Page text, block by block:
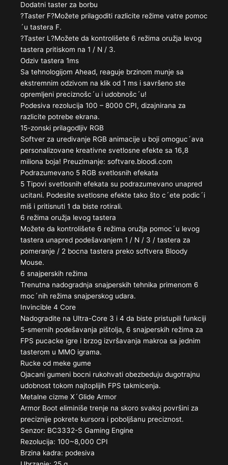
Dodatni taster za borbu
?Taster F?Možete prilagoditi razlicite režime vatre pomoc
´u tastera F.
?Taster L?Možete da kontrolišete 6 režima oružja levog
tastera pritiskom na 1 / N / 3.
Odziv tastera 1ms
Sa tehnologijom Ahead, reaguje brzinom munje sa
ekstremnim odzivom na klik od 1 ms i savršeno ste
opremljeni preciznošc´u i udobnošc´u!
Podesiva rezolucija 100 – 8000 CPI, dizajnirana za
razlicite potrebe ekrana.
15-zonski prilagodljiv RGB
Softver za uredivanje RGB animacije u boji omoguc´ava
personalizovane kreativne svetlosne efekte sa 16,8
miliona boja! Preuzimanje: softvare.bloodi.com
Podrazumevano 5 RGB svetlosnih efekata
5 Tipovi svetlosnih efekata su podrazumevano unapred
ucitani. Podesite svetlosne efekte tako što c´ete podic´i
miš i pritisnuti 1 da biste rotirali.
6 režima oružja levog tastera
Možete da kontrolišete 6 režima oružja pomoc´u levog
tastera unapred podešavanjem 1 / N / 3 / tastera za
pomeranje / 2 bocna tastera preko softvera Bloody
Mouse.
6 snajperskih režima
Trenutna nadogradnja snajperskih tehnika primenom 6
moc´nih režima snajperskog udara.
Invincible 4 Core
Nadogradite na Ultra-Core 3 i 4 da biste pristupili funkciji
5-smernih podešavanja pištolja, 6 snajperskih režima za
FPS pucacke igre i brzog izvršavanja makroa sa jednim
tasterom u MMO igrama.
Rucke od meke gume
Ojacani gumeni bocni rukohvati obezbeduju dugotrajnu
udobnost tokom najtoplijih FPS takmicenja.
Metalne cizme X´Glide Armor
Armor Boot eliminiše trenje na skoro svakoj površini za
preciznije pokrete kursora i poboljšanu preciznost.
Senzor: BC3332-S Gaming Engine
Rezolucija: 100~8,000 CPI
Brzina kadra: podesiva